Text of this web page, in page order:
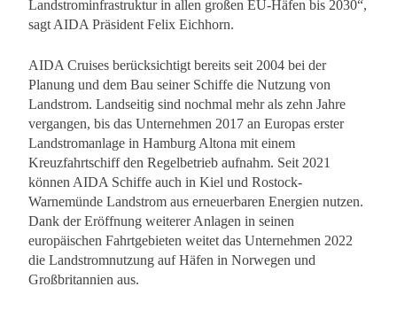
Landstrominfrastruktur in allen großen EU-Häfen bis 2030“,
sagt AIDA Präsident Felix Eichhorn.
AIDA Cruises berücksichtigt bereits seit 2004 bei der
Planung und dem Bau seiner Schiffe die Nutzung von
Landstrom. Landseitig sind nochmal mehr als zehn Jahre
vergangen, bis das Unternehmen 2017 an Europas erster
Landstromanlage in Hamburg Altona mit einem
Kreuzfahrtschiff den Regelbetrieb aufnahm. Seit 2021
können AIDA Schiffe auch in Kiel und Rostock-
Warnemünde Landstrom aus erneuerbaren Energien nutzen.
Dank der Eröffnung weiterer Anlagen in seinen
europäischen Fahrtgebieten weitet das Unternehmen 2022
die Landstromnutzung auf Häfen in Norwegen und
Großbritannien aus.